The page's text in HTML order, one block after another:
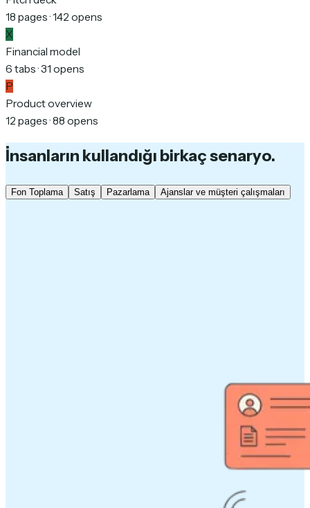
18 pages · 142 opens
X
Financial model
6 tabs · 31 opens
P
Product overview
12 pages · 88 opens
İnsanların kullandığı birkaç senaryo.
Fon Toplama Satış Pazarlama Ajanslar ve müşteri çalışmaları